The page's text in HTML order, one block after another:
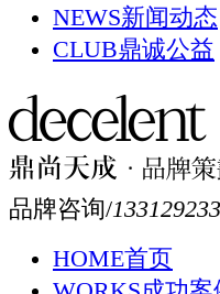
NEWS新闻动态
CLUB鼎诚公益
品牌咨询/
HOME首页